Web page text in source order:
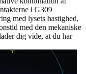
i G309
med lysets hastighed,
med den mekaniske
dig vide, at du har